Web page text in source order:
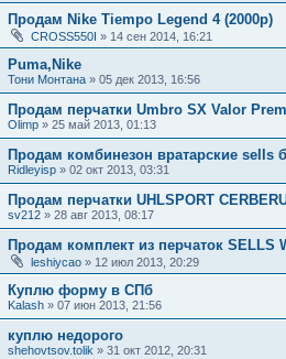
Продам Nike Tiempo Legend 4 (2000р)
CROSS550I » 14 сен 2014, 16:21
Puma,Nike
Тони Монтана » 05 дек 2013, 16:56
Продам перчатки Umbro SX Valor
Olimp » 25 май 2013, 01:13
Продам комбинезон вратарские sells
Ridleyisp » 02 окт 2013, 03:31
Продам перчатки UHLSPORT
sv212 » 28 авг 2013, 08:17
Продам комплект из перчаток SELLS
leshiycao » 12 июл 2013, 20:29
Куплю форму в СПб
Kalash » 07 июн 2013, 21:56
куплю недорого
shehovtsov.tolik » 31 окт 2012, 20:31